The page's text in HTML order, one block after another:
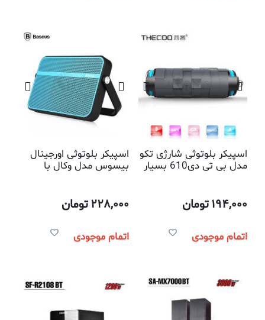
اسپیکر بلوتوثی شارژی تکو
مدل بی تی دی610 بسیار
به موبایل
194,000تومان
اتمام موجودی
اسپیکر بلوتوثی اورجینال
بیسوس مدل وکال با
موبایل
228,000تومان
اتمام موجودی